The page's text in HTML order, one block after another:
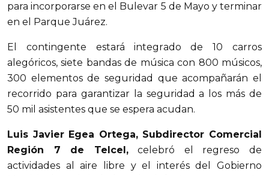
para incorporarse en el Bulevar 5 de Mayo y terminar
en el Parque Juárez.
El contingente estará integrado de 10 carros
alegóricos, siete bandas de música con 800 músicos,
300 elementos de seguridad que acompañarán el
recorrido para garantizar la seguridad a los más de
50 mil asistentes que se espera acudan.
Luis Javier Egea Ortega, Subdirector Comercial
Región 7 de Telcel,celebró el regreso de
actividades al aire libre y el interés del Gobierno